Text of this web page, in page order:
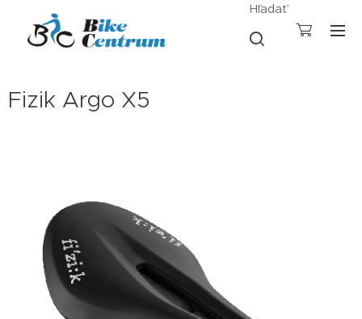
Hľadať
Fizik Argo X5